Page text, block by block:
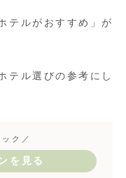
テルがおすすめ」が
テル選びの参考にし
ク／
を見る